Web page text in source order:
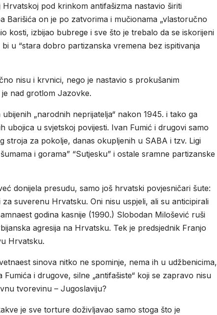
pod krinkom antifašizma nastavio širiti
Barišića on je po zatvorima i mučionama „vlastoručno
kosti, izbijao bubrege i sve što je trebalo da se iskorijeni
u “stara dobro partizanska vremena bez ispitivanja
nisu i krvnici, nego je nastavio s prokušanim
nad grotlom Jazovke.
„narodnih neprijatelja“ nakon 1945. i tako ga
ubojica u svjetskoj povijesti. Ivan Fumić i drugovi samo
za pokolje, danas okupljenih u SABA i tzv. Ligi
i gorama” “Sutjesku” i ostale sramne partizanske
donijela presudu, samo još hrvatski povjesničari šute:
suverenu Hrvatsku. Oni nisu uspjeli, ali su anticipirali
godina kasnije (1990.) Slobodan Milošević ruši
agresija na Hrvatsku. Tek je predsjednik Franjo
Hrvatsku.
sinova nitko ne spominje, nema ih u udžbenicima,
i drugove, silne „antifašiste“ koji se zapravo nisu
tvorevinu – Jugoslaviju?
je sve torture doživljavao samo stoga što je